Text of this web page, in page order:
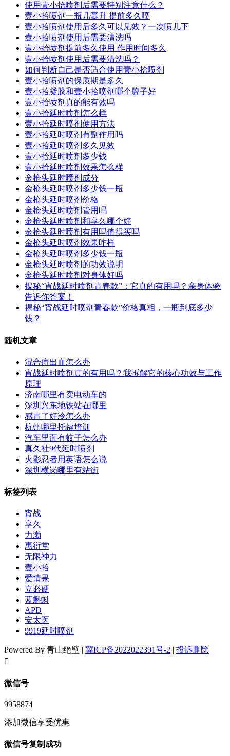
使用壹小拾喷剂后需要特别注意什么？
壹小拾喷剂一瓶几毫升 提前多久喷
壹小拾喷剂使用后多久可以见效？一次喷几下
壹小拾喷剂使用后需要清洗吗
壹小拾喷剂提前多久使用 作用时间多久
壹小拾喷剂使用后需要清洗吗？
如何判断自己是否适合使用壹小拾喷剂
壹小拾喷剂的保质期是多久
壹小拾凝胶和壹小拾喷剂哪个牌子好
壹小拾喷剂真的能有效吗
壹小拾延时喷剂怎么样
壹小拾延时喷剂使用方法
壹小拾延时喷剂有副作用吗
壹小拾延时喷剂多久见效
壹小拾延时喷剂多少钱
壹小拾延时喷剂效果怎么样
金枪头延时喷剂成分
金枪头延时喷剂多少钱一瓶
金枪头延时喷剂价格
金枪头延时喷剂管用吗
金枪头延时喷剂和享久哪个好
金枪头延时喷剂有用吗值得买吗
金枪头延时喷剂效果昨样
金枪头延时喷剂多少钱一瓶
金枪头延时喷剂的功效说明
金枪头延时喷剂对身体好吗
揭秘“宵战延时喷剂青春款”：它真的有用吗？亲身体验
告诉你答案！
揭秘“宵战延时喷剂青春款”价格真相，一瓶到底多少
钱？
随机文章
混合痔出血怎么办
宵战延时喷剂真的有用吗？我拆解它的核心功效与工作
原理
济南哪里有卖电动车的
深圳兴东地铁站在哪里
感冒了好冷怎么办
杭州哪里托福培训
汽车里面有蚊子怎么办
真久社9代延时喷剂
火影忍者用英语怎么说
深圳横岗哪里有站街
标签列表
宵战
享久
力渤
惠衍堂
无限神力
壹小拾
爱情果
立必硬
蓝蝌蚪
APD
安太医
9919延时喷剂
Powered By 青山绝壁 | 冀ICP备2022022391号-2 | 投诉删除
󦘖
微信号
9958874
添加微信享受优惠
微信号复制成功